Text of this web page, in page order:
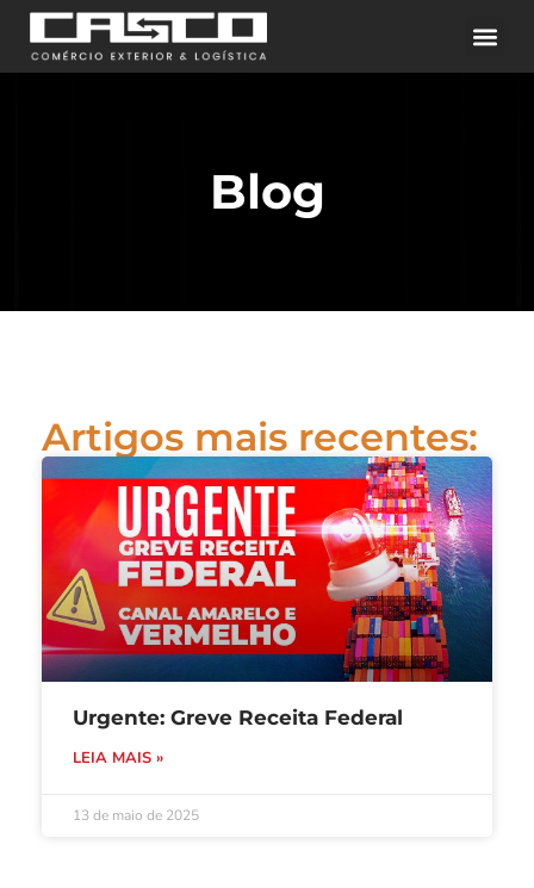
Blog
Artigos mais recentes:
Urgente: Greve Receita Federal
LEIA MAIS »
13 de maio de 2025